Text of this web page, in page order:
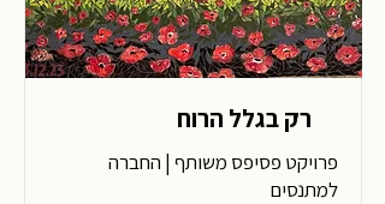
רק בגלל הרוח
פרויקט פסיפס משותף | החברה
למתנסים